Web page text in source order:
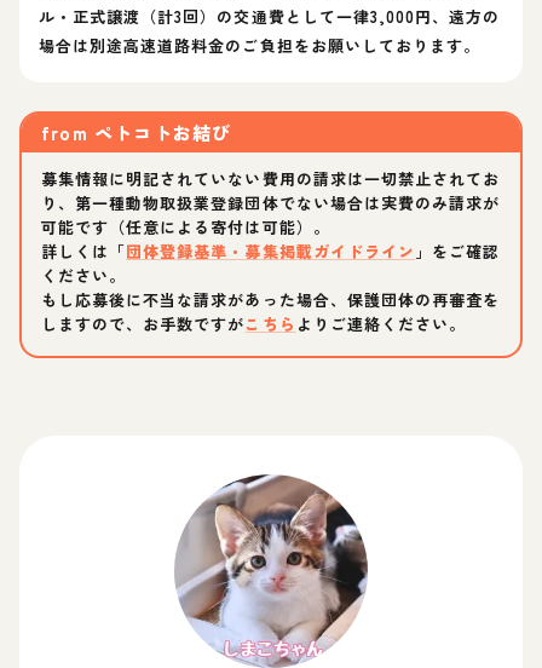
ル・正式譲渡（計3回）の交通費として一律3,000円、遠方の
場合は別途高速道路料金のご負担をお願いしております。
from ペトコトお結び
募集情報に明記されていない費用の請求は一切禁止されてお
り、第一種動物取扱業登録団体でない場合は実費のみ請求が
可能です（任意による寄付は可能）。
詳しくは「団体登録基準・募集掲載ガイドライン 」をご確認
ください。
もし応募後に不当な請求があった場合、保護団体の再審査を
しますので、お手数ですがこちら よりご連絡ください。